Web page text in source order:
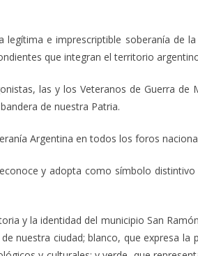
e imprescriptible soberanía de
que integran el territorio
las y los Veteranos de Guerra de
de nuestra Patria.
Argentina en todos los foros
y adopta como símbolo
y la identidad del municipio San
nuestra ciudad; blanco, que expresa la